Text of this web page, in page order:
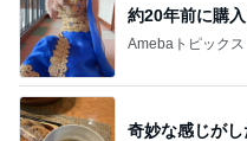
約20年前に購
Amebaトピックス
奇妙な感じが